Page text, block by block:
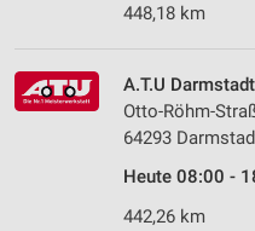
448,18 km
A.T.U
Otto-Röhm-
64293
Heute 08:00 -
442,26 km